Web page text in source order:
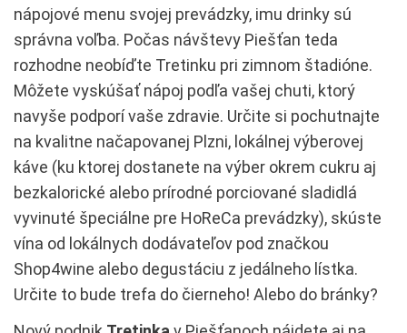
nápojové menu svojej prevádzky, imu drinky sú
správna voľba. Počas návštevy Piešťan teda
rozhodne neobíďte Tretinku pri zimnom štadióne.
Môžete vyskúšať nápoj podľa vašej chuti, ktorý
navyše podporí vaše zdravie. Určite si pochutnajte
na kvalitne načapovanej Plzni, lokálnej výberovej
káve (ku ktorej dostanete na výber okrem cukru aj
bezkalorické alebo prírodné porciované sladidlá
vyvinuté špeciálne pre HoReCa prevádzky), skúste
vína od lokálnych dodávateľov pod značkou
Shop4wine alebo degustáciu z jedálneho lístka.
Určite to bude trefa do čierneho! Alebo do bránky?